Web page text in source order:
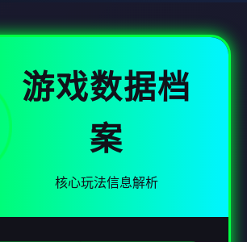
游戏数据档
案
核心玩法信息解析